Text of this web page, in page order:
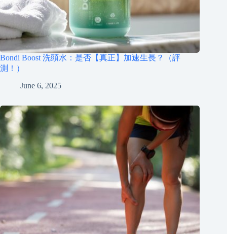
Bondi Boost 洗頭水：是否【真正】加速生長？（評
測！）
June 6, 2025